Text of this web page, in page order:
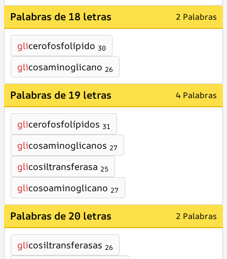
Palabras de 18 letras 2 Palabras
glicerofosfolípido 30
glicosaminoglicano 26
Palabras de 19 letras 4 Palabras
glicerofosfolípidos 31
glicosaminoglicanos 27
glicosiltransferasa 25
glicosoaminoglicano 27
Palabras de 20 letras 2 Palabras
glicosiltransferasas 26